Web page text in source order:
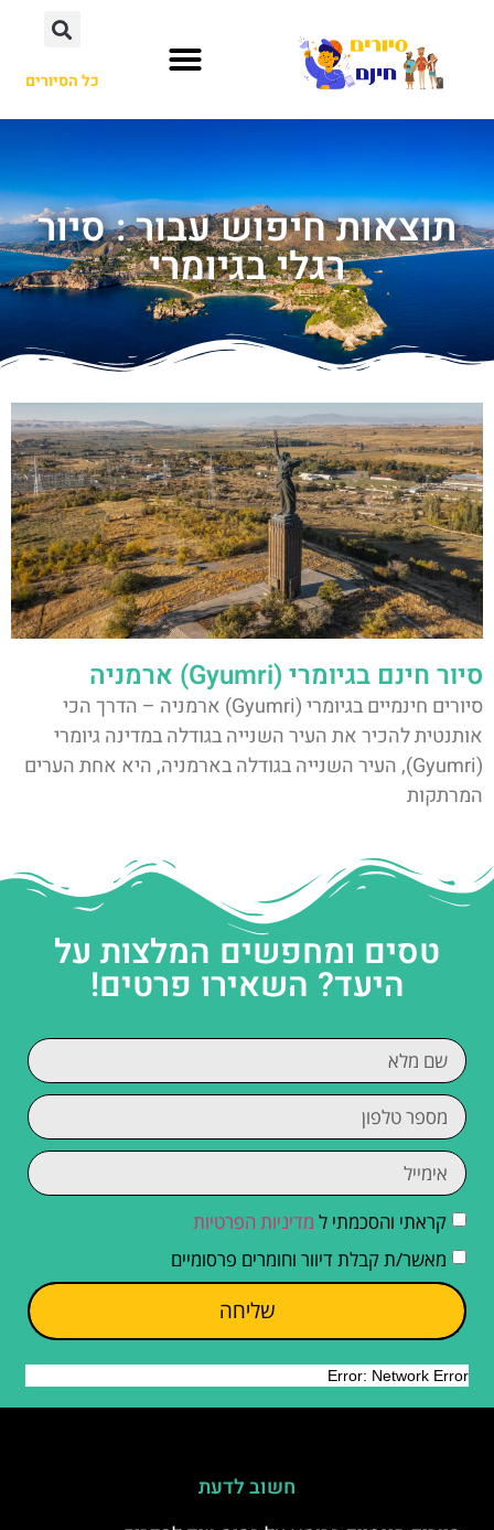
כל הסיורים
תוצאות חיפוש עבור : סיור
רגלי בגיומרי
סיור חינם בגיומרי (Gyumri) ארמניה
סיורים חינמיים בגיומרי (Gyumri) ארמניה – הדרך הכי
אותנטית להכיר את העיר השנייה בגודלה במדינה גיומרי
(Gyumri), העיר השנייה בגודלה בארמניה, היא אחת הערים
המרתקות
טסים ומחפשים המלצות על
היעד? השאירו פרטים!
קראתי והסכמתי ל מדיניות הפרטיות
מאשר/ת קבלת דיוור וחומרים פרסומיים
שליחה
חשוב לדעת